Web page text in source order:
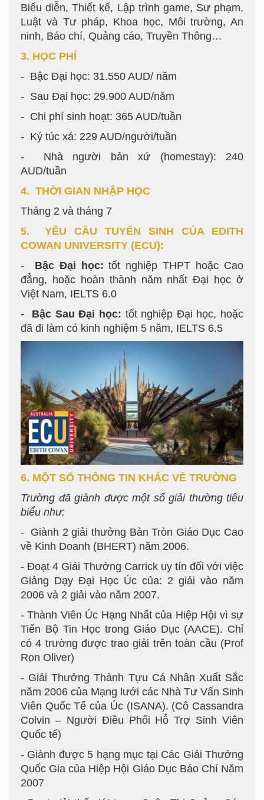
Biểu diễn, Thiết kế, Lập trình game, Sư phạm,
Luật và Tư pháp, Khoa học, Môi trường, An
ninh, Báo chí, Quảng cáo, Truyền Thông…
3. HỌC PHÍ
- Bậc Đại học: 31.550 AUD/ năm
- Sau Đại học: 29.900 AUD/năm
- Chi phí sinh hoạt: 365 AUD/tuần
- Ký túc xá: 229 AUD/người/tuần
- Nhà người bản xứ (homestay): 240
AUD/tuần
4. THỜI GIAN NHẬP HỌC
Tháng 2 và tháng 7
5. YÊU CẦU TUYỂN SINH CỦA EDITH
COWAN UNIVERSITY (ECU):
- Bậc Đại học: tốt nghiệp THPT hoặc Cao
đẳng, hoặc hoàn thành năm nhất Đại học ở
Việt Nam, IELTS 6.0
- Bậc Sau Đại học: tốt nghiệp Đại học, hoặc
đã đi làm có kinh nghiệm 5 năm, IELTS 6.5
6. MỘT SỐ THÔNG TIN KHÁC VỀ TRƯỜNG
Trường đã giành được một số giải thường tiêu
biểu như:
- Giành 2 giải thưởng Bàn Tròn Giáo Dục Cao
về Kinh Doanh (BHERT) năm 2006.
- Đoạt 4 Giải Thưởng Carrick uy tín đối với việc
Giảng Dạy Đại Học Úc của: 2 giải vào năm
2006 và 2 giải vào năm 2007.
- Thành Viên Úc Hạng Nhất của Hiệp Hội vì sự
Tiến Bộ Tin Học trong Giáo Dục (AACE). Chỉ
có 4 trường được trao giải trên toàn cầu (Prof
Ron Oliver)
- Giải Thưởng Thành Tựu Cá Nhân Xuất Sắc
năm 2006 của Mạng lưới các Nhà Tư Vấn Sinh
Viên Quốc Tế của Úc (ISANA). (Cô Cassandra
Colvin – Người Điều Phối Hỗ Trợ Sinh Viên
Quốc tế)
- Giành được 5 hạng mục tại Các Giải Thưởng
Quốc Gia của Hiệp Hội Giáo Dục Báo Chí Năm
2007